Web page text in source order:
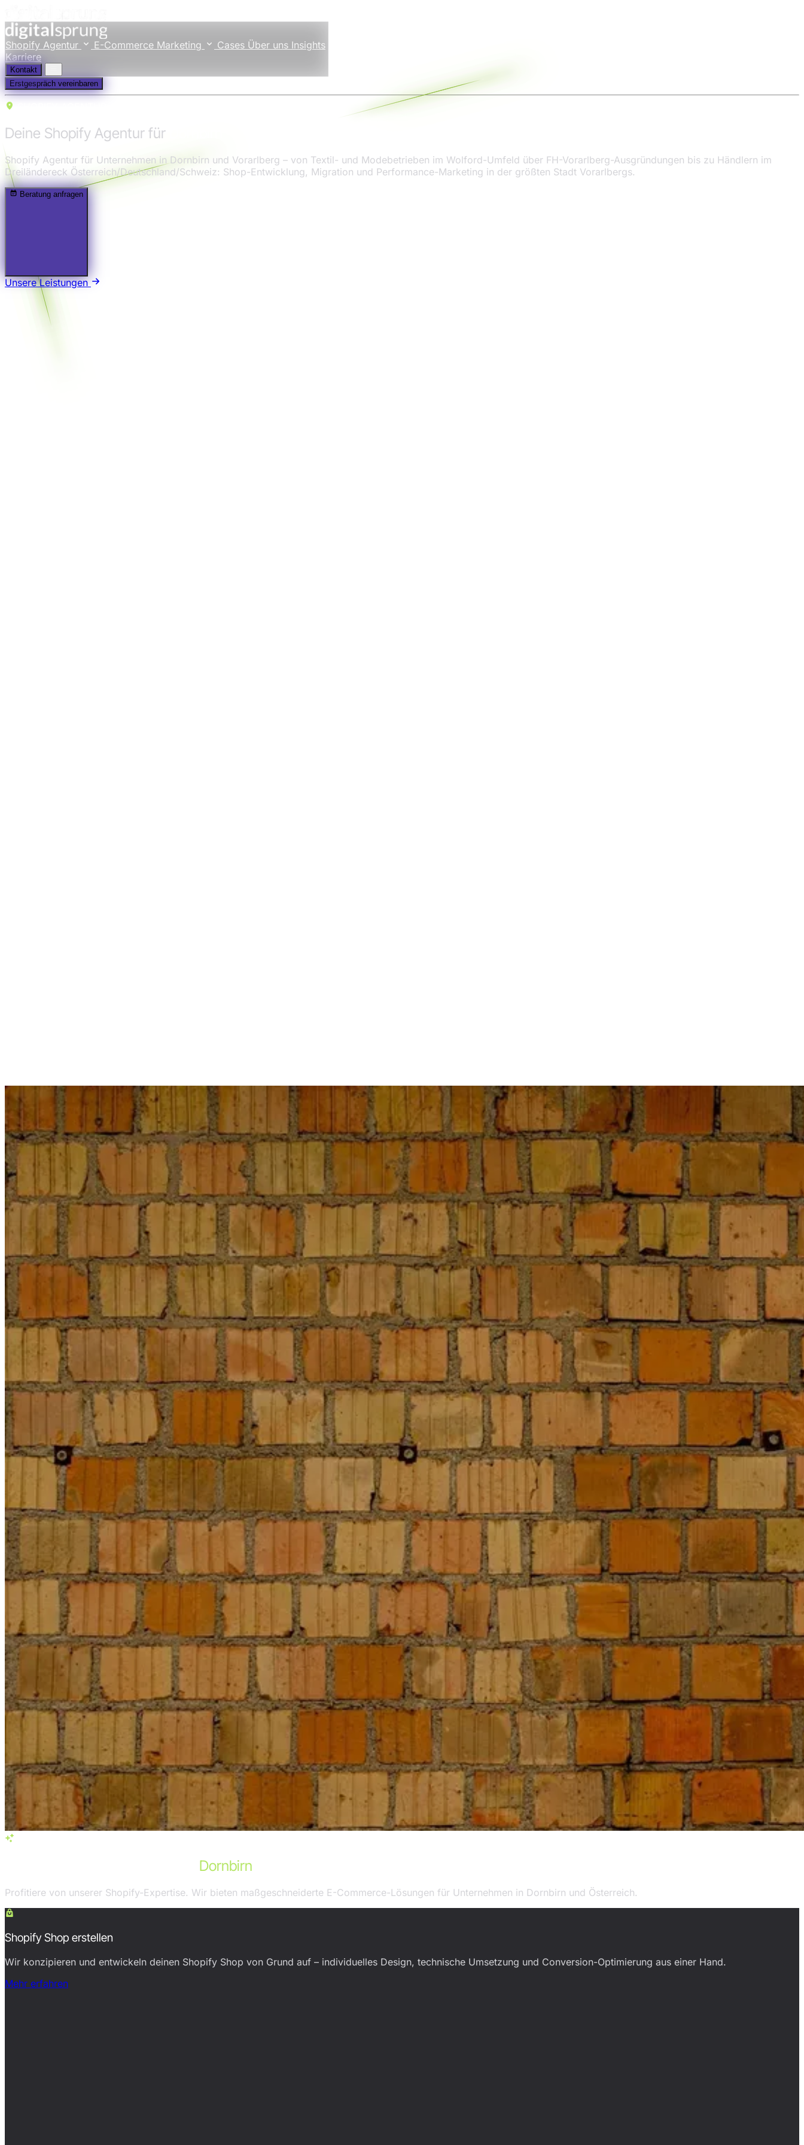
Shopify Agentur E-Commerce Marketing Cases Über uns Insights
Karriere
Kontakt
Erstgespräch vereinbaren
Deine Shopify Agentur für
Shopify Agentur für Unternehmen in Dornbirn und Vorarlberg – von Textil- und Modebetrieben im Wolford-Umfeld über FH-Vorarlberg-Ausgründungen bis zu Händlern im
Dreiländereck Österreich/Deutschland/Schweiz: Shop-Entwicklung, Migration und Performance-Marketing in der größten Stadt Vorarlbergs.
Beratung anfragen
Unsere Leistungen
Dornbirn
Profitiere von unserer Shopify-Expertise. Wir bieten maßgeschneiderte E-Commerce-Lösungen für Unternehmen in Dornbirn und Österreich.
Shopify Shop erstellen
Wir konzipieren und entwickeln deinen Shopify Shop von Grund auf – individuelles Design, technische Umsetzung und Conversion-Optimierung aus einer Hand.
Mehr erfahren